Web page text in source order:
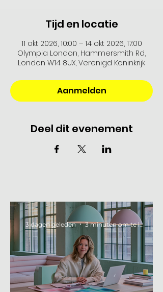
Tijd en locatie
11 okt 2026, 10:00 – 14 okt 2026, 17:00
Olympia London, Hammersmith Rd,
London W14 8UX, Verenigd Koninkrijk
Aanmelden
Deel dit evenement
3 dagen geleden 3 minuten om te lezen